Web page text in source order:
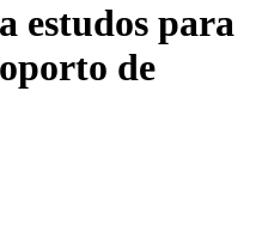
estudos para
de